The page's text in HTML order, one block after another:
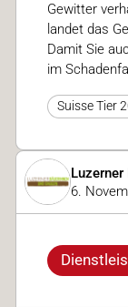
Gewitter
landet das
Damit Sie
im
Suisse Tier
Luzerner
6.